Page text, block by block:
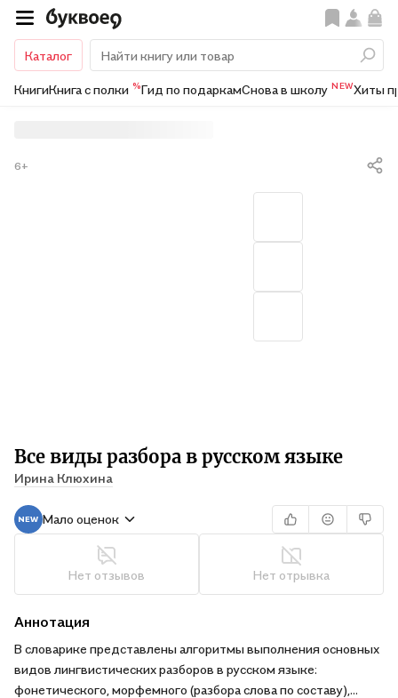
Каталог
КнигиКнига с полки %Гид по подаркамСнова в школу NEWХиты
Все виды разбора в русском языке
Ирина Клюхина
6+
Мало оценок
Нет отзывов Нет отрывка
Аннотация
В словарике представлены алгоритмы выполнения основных
видов лингвистических разборов в русском языке:
фонетического, морфемного (разбора слова по составу),